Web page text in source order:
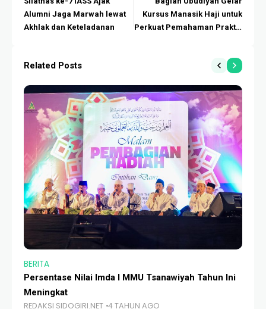
Alumni Jaga Marwah lewat
Akhlak dan Keteladanan
Kursus Manasik Haji untuk
Perkuat Pemahaman Praktik
Related Posts
BERITA
Persentase Nilai Imda I MMU Tsanawiyah Tahun Ini
Meningkat
REDAKSI SIDOGIRI.NET 4 TAHUN AGO